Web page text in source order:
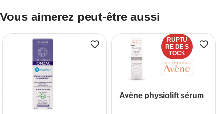
Vous aimerez peut-être aussi
RUPTU
RE DE S
TOCK
Avène physiolift sérum